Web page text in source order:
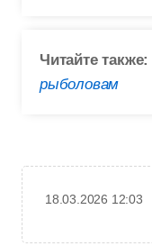
Читайте также:
рыболовам
18.03.2026 12:03